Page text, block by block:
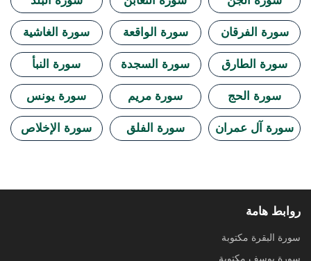
سورة الغاشية سورة الواقعة سورة الفرقان
سورة النبأ سورة السجدة سورة الطارق
سورة يونس سورة مريم سورة الحج
سورة الإخلاص سورة الفلق سورة آل عمران
روابط هامة
سورة البقرة مكتوبة
سورة يوسف مكتوبة